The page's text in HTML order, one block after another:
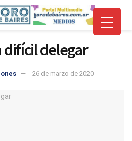
difícil delegar
26 de marzo de 2020